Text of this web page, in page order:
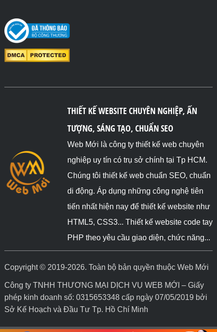
THIẾT KẾ WEBSITE CHUYÊN NGHIỆP, ẤN
TƯỢNG, SÁNG TẠO, CHUẨN SEO
Web Mới là công ty thiết kế web chuyên
nghiệp uy tín có trụ sở chính tại Tp HCM.
Chúng tôi thiết kế web chuẩn SEO, chuẩn
di động. Áp dụng những công nghệ tiên
tiến nhất hiện nay để thiết kế website như
HTML5, CSS3... Thiết kế website code tay
PHP theo yêu cầu giao diện, chức năng...
Copyright © 2019-2026. Toàn bộ bản quyền thuộc Web Mới
Công ty TNHH THƯƠNG MẠI DỊCH VỤ WEB MỚI – Giấy
phép kinh doanh số: 0315653348 cấp ngày 07/05/2019 bởi
Sở Kế Hoạch và Đầu Tư Tp. Hồ Chí Minh